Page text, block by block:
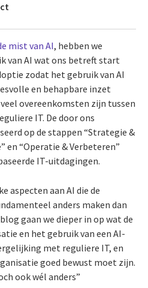
mist van AI, hebben we
van AI wat ons betreft start
zodat het gebruik van AI
en behapbare inzet
overeenkomsten zijn tussen
IT. De door ons
op de stappen “Strategie &
en “Operatie & Verbeteren”
IT-uitdagingen.
aspecten aan AI die de
anders maken dan
gaan we dieper in op wat de
en het gebruik van een AI-
met reguliere IT, en
goed bewust moet zijn.
ook wél anders”